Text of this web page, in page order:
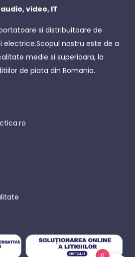
video, IT
si distribuitoare de
electrice.Scopul nostru este de a
medie si superioara, la
de piata din Romania.